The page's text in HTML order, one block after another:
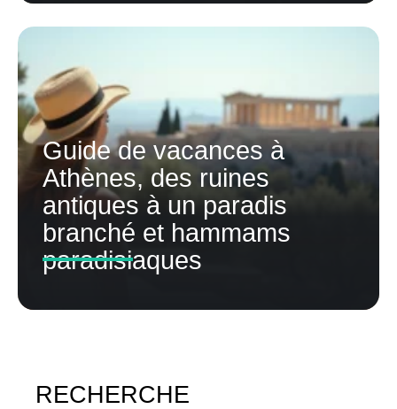
Guide de vacances à
Athènes, des ruines
antiques à un paradis
branché et hammams
paradisiaques
RECHERCHE